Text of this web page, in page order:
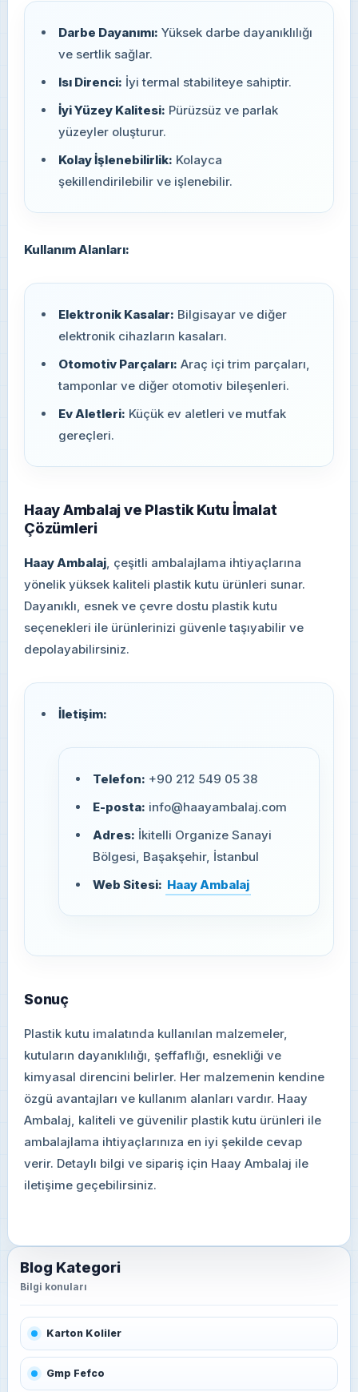
Blog Kategori
Karton Koliler
Gmp Fefco
Darbe Dayanımı: Yüksek darbe dayanıklılığı
ve sertlik sağlar.
Isı Direnci: İyi termal stabiliteye sahiptir.
İyi Yüzey Kalitesi: Pürüzsüz ve parlak
yüzeyler oluşturur.
Kolay İşlenebilirlik: Kolayca
şekillendirilebilir ve işlenebilir.
Kullanım Alanları:
Elektronik Kasalar: Bilgisayar ve diğer
elektronik cihazların kasaları.
Otomotiv Parçaları: Araç içi trim parçaları,
tamponlar ve diğer otomotiv bileşenleri.
Ev Aletleri: Küçük ev aletleri ve mutfak
gereçleri.
Haay Ambalaj ve Plastik Kutu İmalat
Çözümleri
Haay Ambalaj, çeşitli ambalajlama ihtiyaçlarına
yönelik yüksek kaliteli plastik kutu ürünleri sunar.
Dayanıklı, esnek ve çevre dostu plastik kutu
seçenekleri ile ürünlerinizi güvenle taşıyabilir ve
depolayabilirsiniz.
İletişim:
Telefon: +90 212 549 05 38
E-posta: info@haayambalaj.com
Adres: İkitelli Organize Sanayi
Bölgesi, Başakşehir, İstanbul
Web Sitesi: Haay Ambalaj
Sonuç
Plastik kutu imalatında kullanılan malzemeler,
kutuların dayanıklılığı, şeffaflığı, esnekliği ve
kimyasal direncini belirler. Her malzemenin kendine
özgü avantajları ve kullanım alanları vardır. Haay
Ambalaj, kaliteli ve güvenilir plastik kutu ürünleri ile
ambalajlama ihtiyaçlarınıza en iyi şekilde cevap
verir. Detaylı bilgi ve sipariş için Haay Ambalaj ile
iletişime geçebilirsiniz.